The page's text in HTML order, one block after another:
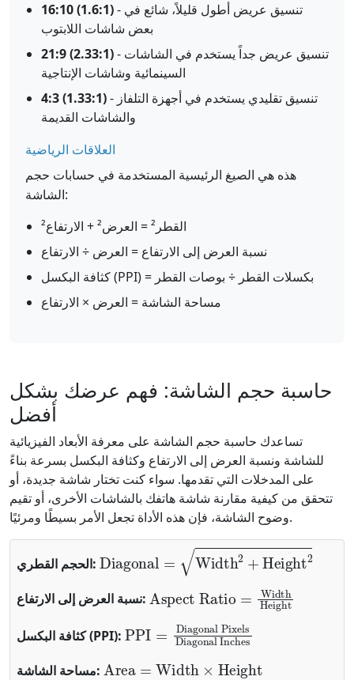
16:10 (1.6:1)- تنسيق عريض أطول قليلاً، شائع في
بعض شاشات اللابتوب
21:9 (2.33:1)- تنسيق عريض جداً يستخدم في الشاشات
السينمائية وشاشات الإنتاجية
4:3 (1.33:1)- تنسيق تقليدي يستخدم في أجهزة التلفاز
والشاشات القديمة
العلاقات الرياضية
هذه هي الصيغ الرئيسية المستخدمة في حسابات حجم
الشاشة:
القطر² = العرض² + الارتفاع²
نسبة العرض إلى الارتفاع = العرض ÷ الارتفاع
كثافة البكسل (PPI) = بكسلات القطر ÷ بوصات القطر
مساحة الشاشة = العرض × الارتفاع
حاسبة حجم الشاشة: فهم عرضك بشكل
أفضل
تساعدك حاسبة حجم الشاشة على معرفة الأبعاد الفيزيائية
للشاشة ونسبة العرض إلى الارتفاع وكثافة البكسل بسرعة بناءً
على المدخلات التي تقدمها. سواء كنت تختار شاشة جديدة، أو
تتحقق من كيفية مقارنة شاشة هاتفك بالشاشات الأخرى، أو تقيم
وضوح الشاشة، فإن هذه الأداة تجعل الأمر بسيطًا ومرئيًا.
الحجم القطري:
Diagonal Width2+Height2
نسبة العرض إلى الارتفاع:
Aspect Ratio Width Height
كثافة البكسل (PPI):
PPI=
Diagonal Pixels
Diagonal Inches
مساحة الشاشة:
Area Width × Height